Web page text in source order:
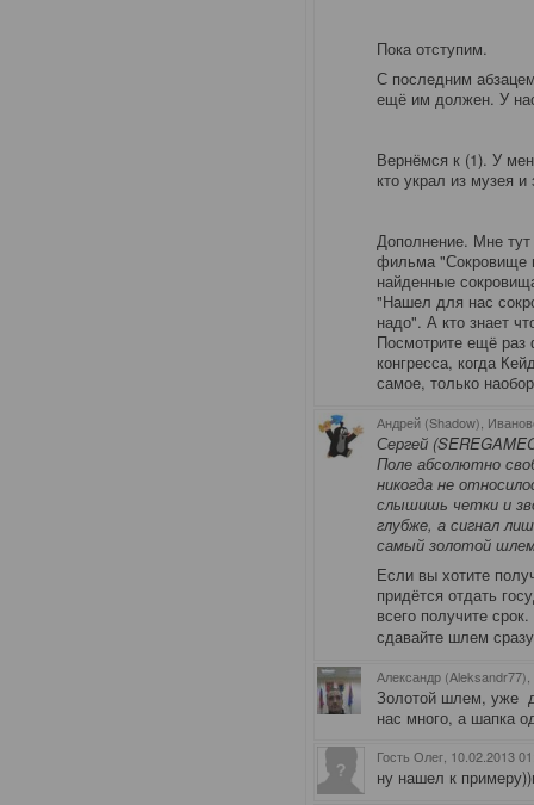
Пока отступим.
С последним
ещё им должен. У
Вернёмся к (1). У
кто украл из музея
Дополнение. Мне тут
фильма "Сокровище
найденные
"Нашел для нас
надо". А кто знает
Посмотрите ещё раз
конгресса, когда
самое, только
Андрей (Shadow),
Сергей
Поле абсолютно
никогда не
слышишь четки и
глубже, а сигнал
самый золотой
Если вы хотите
придётся отдать
всего получите
сдавайте шлем
Александр (Aleksandr77),
Золотой шлем, уже
нас много, а шапка
Гость Олег, 10.02.2013
ну нашел к